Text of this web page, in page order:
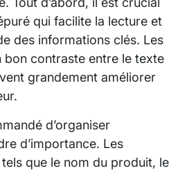
qui facilite la lecture et
des informations clés. Les
bon contraste entre le texte
grandement améliorer
d’organiser
d’importance. Les
que le nom du produit, le